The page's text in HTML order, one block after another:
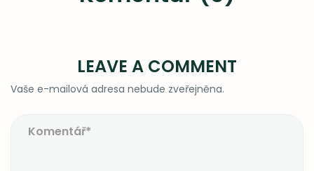
LEAVE A COMMENT
Vaše e-mailová adresa nebude zveřejněna.